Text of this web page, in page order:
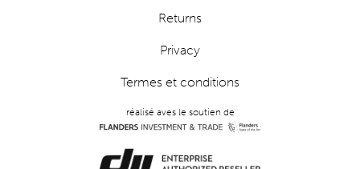
Returns
Privacy
Termes et conditions
réalisé aves le soutien de